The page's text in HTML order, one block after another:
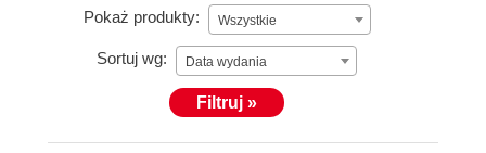
Pokaż produkty: Wszystkie
Sortuj wg: Data wydania
Filtruj »